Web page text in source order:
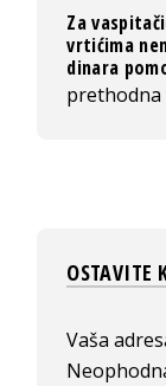
Za
vrtićima
dinara
prethodna
OSTAVITE
Vaša